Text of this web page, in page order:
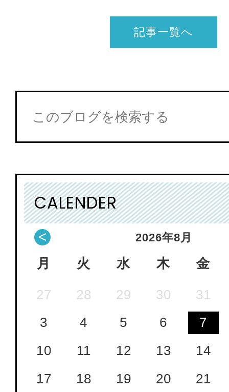
記事一覧へ
CALENDER
2026年8月
<
月 火 水 木 金
27 28 29 30
31
3
4 5 6
7
10
11 12 13
14
17
18 19 20 21